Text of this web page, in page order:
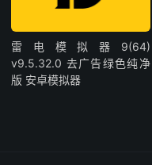
雷电模拟器9(64)
v9.5.32.0 去广告绿色纯净
版 安卓模拟器